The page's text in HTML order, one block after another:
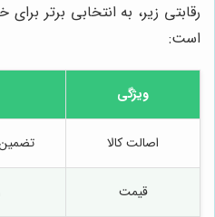
رقابتی زیر، به انتخابی برتر
است:
ویژگی
اصالت کالا تضمین
قیمت